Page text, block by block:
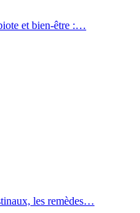
et bien-être :…
les remèdes…